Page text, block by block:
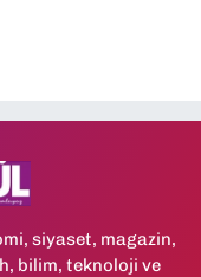
siyaset, magazin,
bilim, teknoloji ve